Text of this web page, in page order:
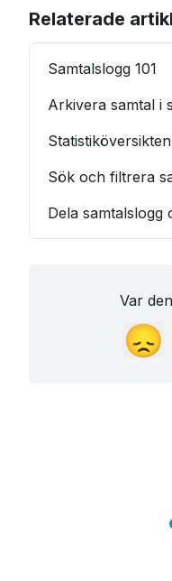
Relaterade
Samtalslogg 101
Arkivera samtal i
Sök och filtrera
Dela samtalslogg
Var
😞